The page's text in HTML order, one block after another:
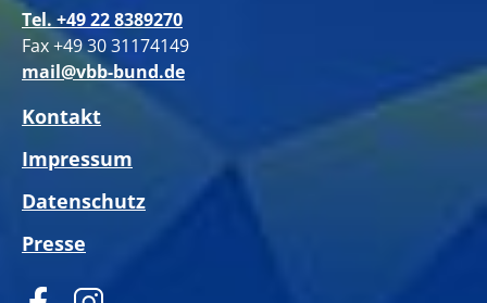
Tel. +49 22 8389270
Fax +49 30 31174149
mail@vbb-bund.de
Kontakt
Impressum
Datenschutz
Presse